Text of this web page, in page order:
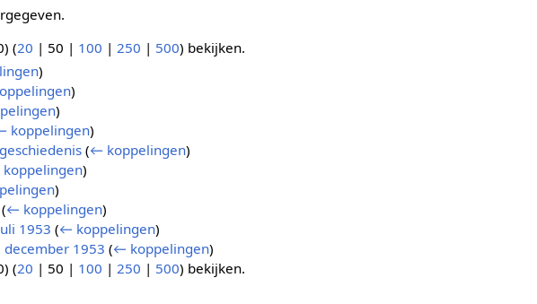
) (20 | 50 | 100 | 250 | 500) bekijken.
)
)
)
koppelingen)
(← koppelingen)
)
)
(← koppelingen)
1953 (← koppelingen)
december 1953 (← koppelingen)
) (20 | 50 | 100 |250 | 500) bekijken.